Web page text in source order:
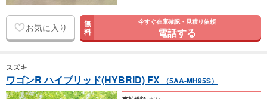
お気に入り 無
料
今すぐ在庫確認・見積り依頼
電話する
スズキ
ワゴンR ハイブリッド(HYBRID) FX （5AA-MH95S）